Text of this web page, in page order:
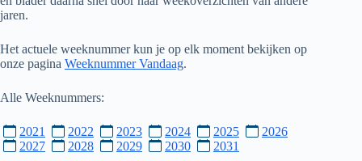
jaren.
Het actuele weeknummer kun je op elk moment bekijken op
onze pagina Weeknummer Vandaag.
Alle Weeknummers:
2021 2022 2023 2024 2025
2026
2027
2028 2029 2030 2031